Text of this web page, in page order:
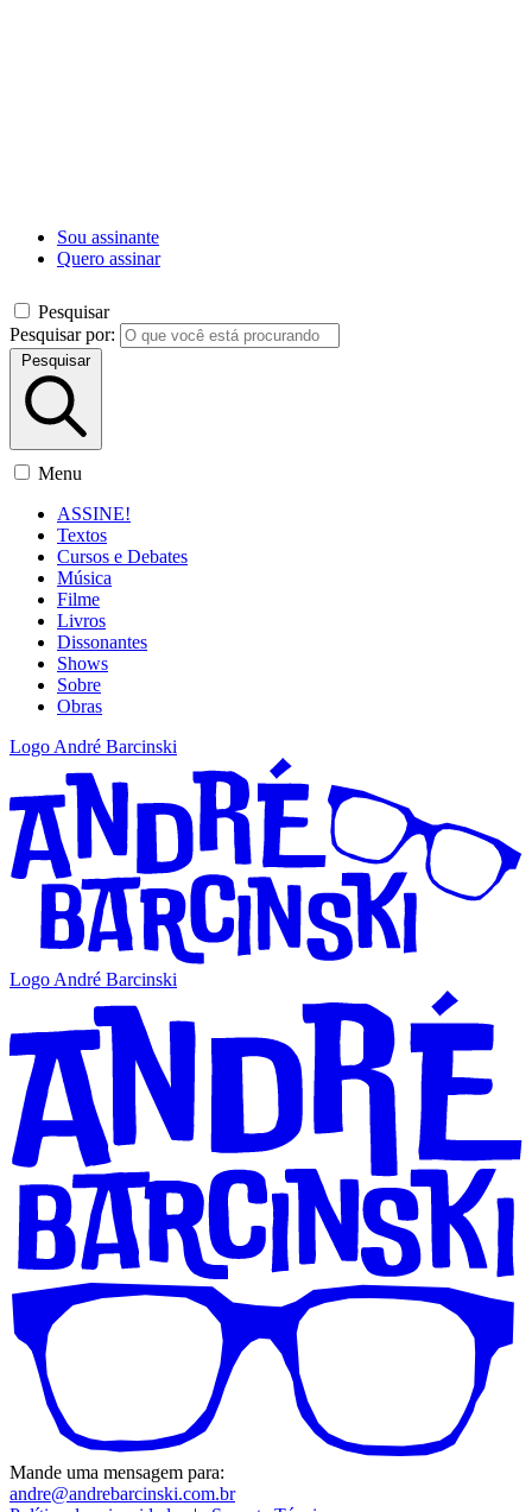
Sou assinante
Quero assinar
Pesquisar
Pesquisar por:
Pesquisar
Menu
ASSINE!
Textos
Cursos e Debates
Música
Filme
Livros
Dissonantes
Shows
Sobre
Obras
Logo André Barcinski
Logo André Barcinski
Mande uma mensagem para:
andre@andrebarcinski.com.br